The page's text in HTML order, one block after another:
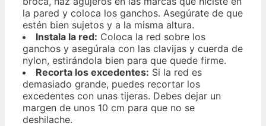
la pared y coloca los ganchos. Asegúrate de que
estén bien sujetos y a la misma altura.
Instala la red: Coloca la red sobre los
ganchos y asegúrala con las clavijas y cuerda de
nylon, estirándola bien para que quede firme.
Recorta los excedentes: Si la red es
demasiado grande, puedes recortar los
excedentes con unas tijeras. Debes dejar un
margen de unos 10 cm para que no se
deshilache.